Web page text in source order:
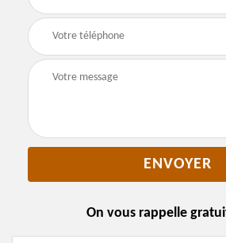
On vous rappelle